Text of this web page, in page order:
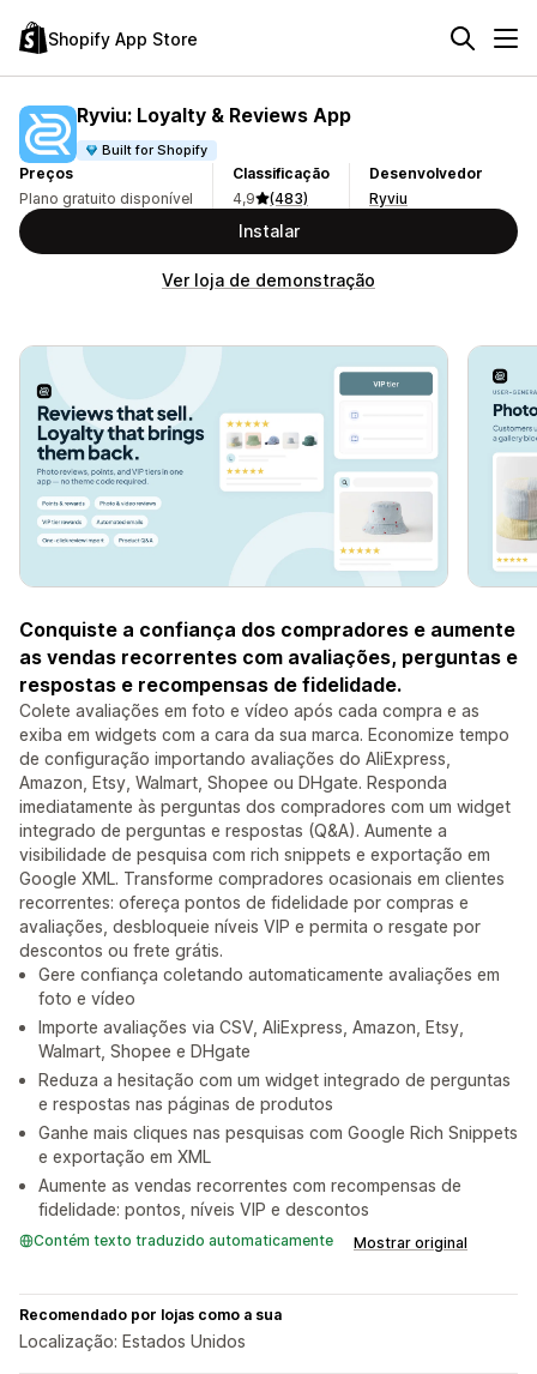
Shopify App Store
Ryviu: Loyalty & Reviews App
Built for Shopify
Preços
Plano gratuito disponível
Classificação
4,9
(483)
Desenvolvedor
Ryviu
Instalar
Ver loja de demonstração
Conquiste a confiança dos compradores e aumente
as vendas recorrentes com avaliações, perguntas e
respostas e recompensas de fidelidade.
Colete avaliações em foto e vídeo após cada compra e as
exiba em widgets com a cara da sua marca. Economize tempo
de configuração importando avaliações do AliExpress,
Amazon, Etsy, Walmart, Shopee ou DHgate. Responda
imediatamente às perguntas dos compradores com um widget
integrado de perguntas e respostas (Q&A). Aumente a
visibilidade de pesquisa com rich snippets e exportação em
Google XML. Transforme compradores ocasionais em clientes
recorrentes: ofereça pontos de fidelidade por compras e
avaliações, desbloqueie níveis VIP e permita o resgate por
descontos ou frete grátis.
Gere confiança coletando automaticamente avaliações em
foto e vídeo
Importe avaliações via CSV, AliExpress, Amazon, Etsy,
Walmart, Shopee e DHgate
Reduza a hesitação com um widget integrado de perguntas
e respostas nas páginas de produtos
Ganhe mais cliques nas pesquisas com Google Rich Snippets
e exportação em XML
Aumente as vendas recorrentes com recompensas de
fidelidade: pontos, níveis VIP e descontos
Contém texto traduzido automaticamente Mostrar original
Recomendado por lojas como a sua
Localização: Estados Unidos